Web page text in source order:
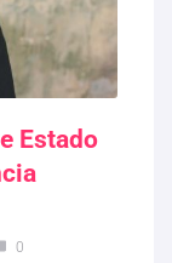
Estado
0